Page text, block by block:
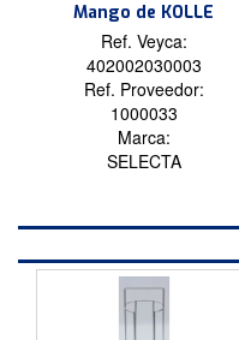
Mango de KOLLE
Ref. Veyca:
402002030003
Ref. Proveedor:
1000033
Marca:
SELECTA